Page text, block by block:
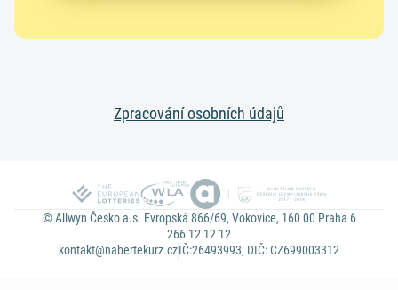
Zpracování osobních údajů
© Allwyn Česko a.s. Evropská 866/69, Vokovice, 160 00 Praha 6
266 12 12 12
kontakt@nabertekurz.czIČ:26493993, DIČ: CZ699003312